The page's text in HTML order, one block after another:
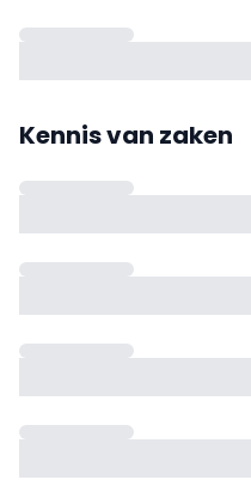
Kennis van zaken